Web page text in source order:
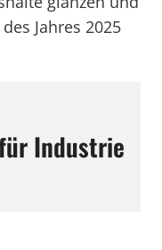
Jahres 2025
Industrie